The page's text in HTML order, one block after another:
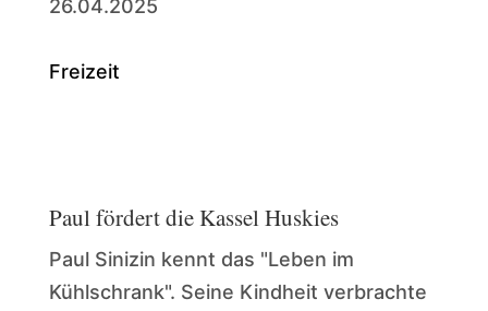
26.04.2025
Freizeit
Paul fördert die Kassel Huskies
Paul Sinizin kennt das "Leben im
Kühlschrank". Seine Kindheit verbrachte